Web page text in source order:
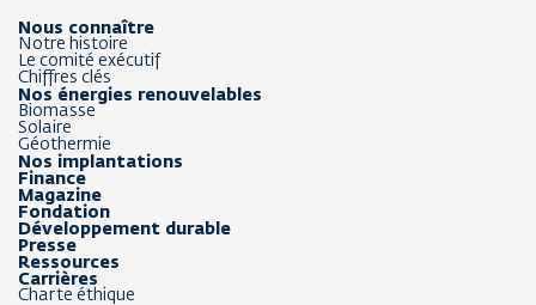
Nous connaître
Notre histoire
Le comité exécutif
Chiffres clés
Nos énergies renouvelables
Biomasse
Solaire
Géothermie
Nos implantations
Finance
Magazine
Fondation
Développement durable
Presse
Ressources
Carrières
Charte éthique